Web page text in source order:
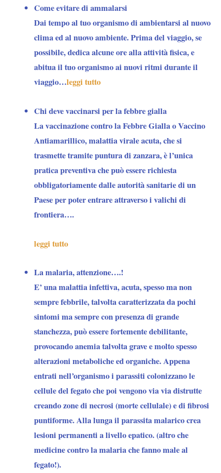
Come evitare di ammalarsi
Dai tempo al tuo organismo di ambientarsi al nuovo
clima ed al nuovo ambiente. Prima del viaggio, se
possibile, dedica alcune ore alla attività fisica, e
abitua il tuo organismo ai nuovi ritmi durante il
viaggio…leggi tutto
Chi deve vaccinarsi per la febbre gialla
La vaccinazione contro la Febbre Gialla o Vaccino
Antiamarillico, malattia virale acuta, che si
trasmette tramite puntura di zanzara, è l’unica
pratica preventiva chepuò essere richiesta
obbligatoriamente dalle autorità sanitarie di un
Paese per poter entrare attraverso i valichi di
frontiera….
leggi tutto
La malaria, attenzione….!
E’ una malattia infettiva, acuta, spesso ma non
sempre febbrile, talvolta caratterizzata da pochi
sintomi ma sempre con presenza di grande
stanchezza, può essere fortemente debilitante,
provocando anemia talvolta grave e molto spesso
alterazioni metaboliche ed organiche. Appena
entrati nell’organismo i parassiti colonizzano le
cellule del fegato che poi vengono via via distrutte
creando zone di necrosi (morte cellulale) e di fibrosi
puntiforme. Alla lunga il parassita malarico crea
lesioni permanenti a livello epatico. (altro che
medicine contro la malaria che fanno male al
fegato!).